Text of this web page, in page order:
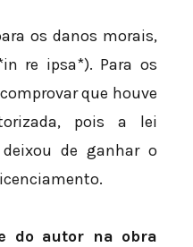
os danos morais,
re ipsa*). Para os
que houve
pois a lei
de ganhar o
do autor na obra